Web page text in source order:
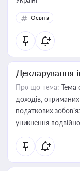
Освіта
Декларування
Про що тема: Тема
доходів,
податкових
уникнення